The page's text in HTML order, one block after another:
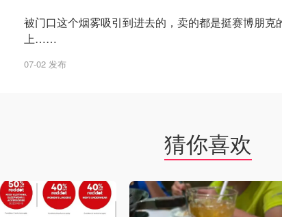
被门口这个烟雾吸引到进去的，卖的都是挺赛博朋克
上……
07-02 发布
猜你喜欢